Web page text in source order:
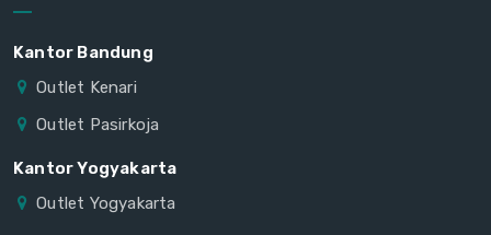
Kantor Bandung
Outlet Kenari
Outlet Pasirkoja
Kantor Yogyakarta
Outlet Yogyakarta